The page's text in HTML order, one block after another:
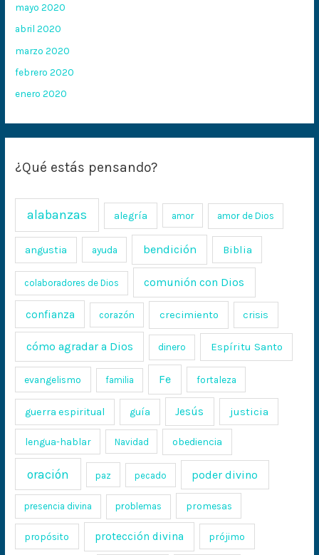
mayo 2020
abril 2020
marzo 2020
febrero 2020
enero 2020
¿Qué estás pensando?
alabanzas alegría amor amor de Dios
angustia ayuda bendición Biblia
colaboradores de Dios comunión con Dios
confianza corazón crecimiento crisis
cómo agradar a Dios dinero Espíritu Santo
evangelismo familia Fe fortaleza
guerra espiritual guía Jesús justicia
lengua-hablar Navidad obediencia
oración paz pecado poder divino
presencia divina problemas promesas
propósito protección divina prójimo